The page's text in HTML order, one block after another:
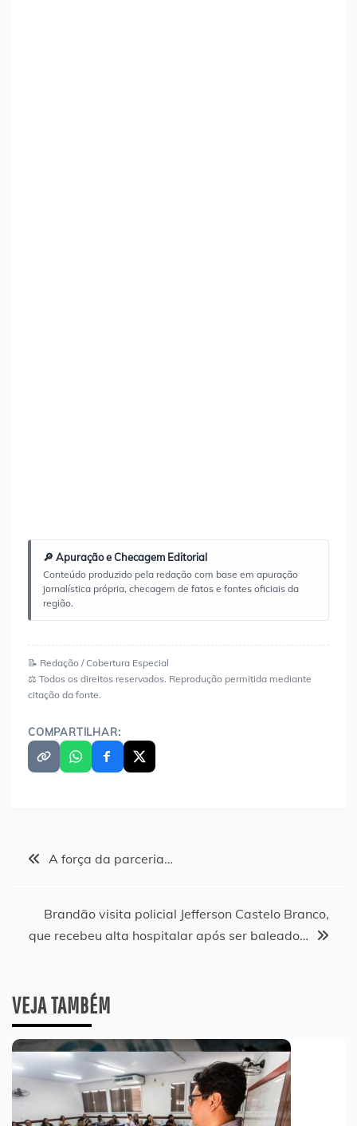
🔎 Apuração e Checagem Editorial
Conteúdo produzido pela redação com base em apuração
jornalística própria, checagem de fatos e fontes oficiais da
região.
📝 Redação / Cobertura Especial
⚖️ Todos os direitos reservados. Reprodução permitida mediante
citação da fonte.
COMPARTILHAR:
Navegação
Post
A força da parceria…
Brandão visita policial Jefferson Castelo Branco,
que recebeu alta hospitalar após ser baleado…
VEJA TAMBÉM